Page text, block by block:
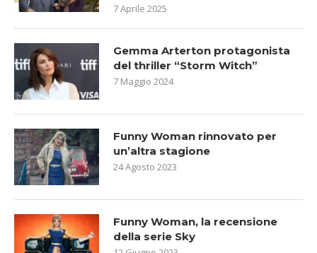
7 Aprile 2025
Gemma Arterton protagonista
del thriller “Storm Witch”
7 Maggio 2024
Funny Woman rinnovato per
un’altra stagione
24 Agosto 2023
Funny Woman, la recensione
della serie Sky